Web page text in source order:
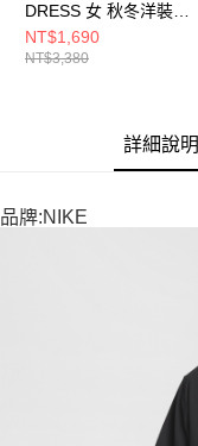
DRESS 女 秋冬洋裝
FV7805121
NT$1,690
NT$3,380
詳細說明
品牌:NIKE